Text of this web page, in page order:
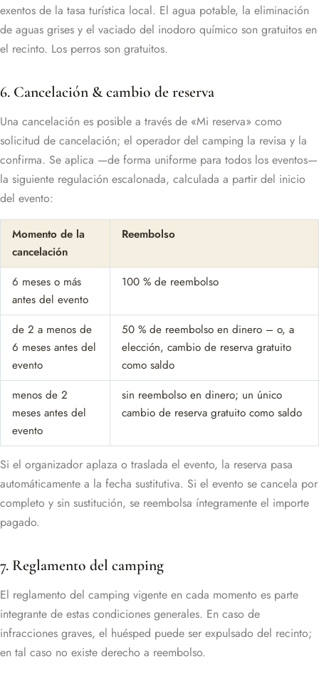
exentos de la tasa turística local. El agua potable, la eliminación
de aguas grises y el vaciado del inodoro químico son gratuitos en
el recinto. Los perros son gratuitos.
6. Cancelación & cambio de reserva
Una cancelación es posible a través de «Mi reserva» como
solicitud de cancelación; el operador del camping la revisa y la
confirma. Se aplica —de forma uniforme para todos los eventos—
la siguiente regulación escalonada, calculada a partir del inicio
del evento:
Momento de la
cancelación
Reembolso
6 meses o más
antes del evento
100 % de reembolso
de 2 a menos de
6 meses antes del
evento
50 % de reembolso en dinero – o, a
elección, cambio de reserva gratuito
como saldo
menos de 2
meses antes del
evento
sin reembolso en dinero; un único
cambio de reserva gratuito como saldo
Si el organizador aplaza o traslada el evento, la reserva pasa
automáticamente a la fecha sustitutiva. Si el evento se cancela por
completo y sin sustitución, se reembolsa íntegramente el importe
pagado.
7. Reglamento del camping
El reglamento del camping vigente en cada momento es parte
integrante de estas condiciones generales. En caso de
infracciones graves, el huésped puede ser expulsado del recinto;
en tal caso no existe derecho a reembolso.